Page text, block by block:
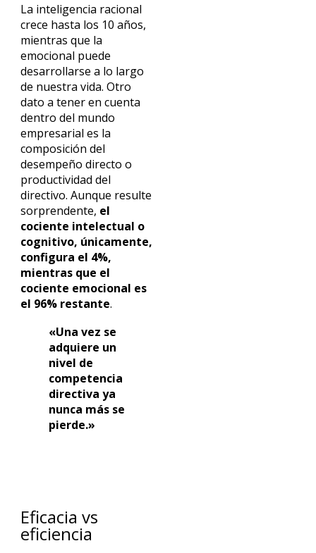
La inteligencia racional
crece hasta los 10 años,
mientras que la
emocional puede
desarrollarse a lo largo
de nuestra vida. Otro
dato a tener en cuenta
dentro del mundo
empresarial es la
composición del
desempeño directo o
productividad del
directivo. Aunque resulte
sorprendente, el
cociente intelectual o
cognitivo, únicamente,
configura el 4%,
mientras que el
cociente emocional es
el 96% restante.
«Una vez se
adquiere un
nivel de
competencia
directiva ya
nunca más se
pierde.»
Eficacia vs
eficiencia